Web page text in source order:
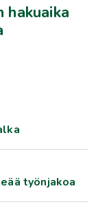
hakuaika
työnjakoa